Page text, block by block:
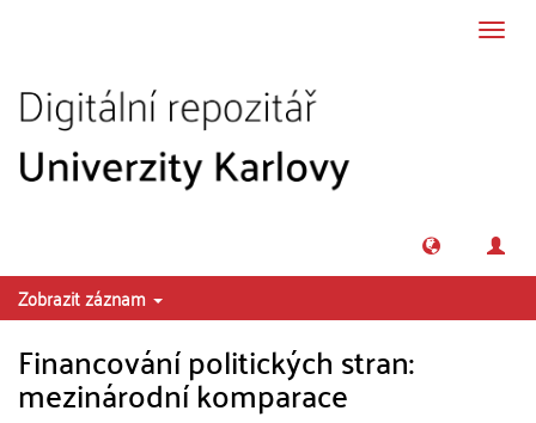
Zobrazit záznam
Financování politických stran:
mezinárodní komparace